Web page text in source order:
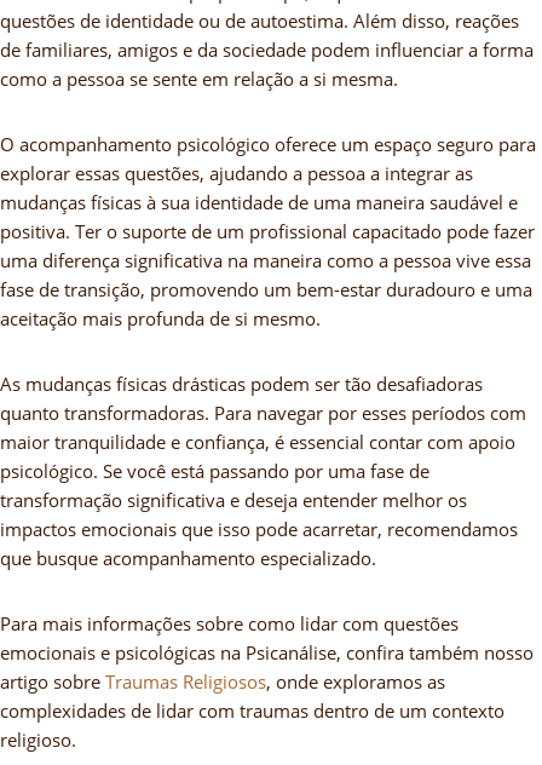
questões de identidade ou de autoestima. Além disso, reações
de familiares, amigos e da sociedade podem influenciar a forma
como a pessoa se sente em relação a si mesma.
O acompanhamento psicológico oferece um espaço seguro para
explorar essas questões, ajudando a pessoa a integrar as
mudanças físicas à sua identidade de uma maneira saudável e
positiva. Ter o suporte de um profissional capacitado pode fazer
uma diferença significativa na maneira como a pessoa vive essa
fase de transição, promovendo um bem-estar duradouro e uma
aceitação mais profunda de si mesmo.
As mudanças físicas drásticas podem ser tão desafiadoras
quanto transformadoras. Para navegar por esses períodos com
maior tranquilidade e confiança, é essencial contar com apoio
psicológico. Se você está passando por uma fase de
transformação significativa e deseja entender melhor os
impactos emocionais que isso pode acarretar, recomendamos
que busque acompanhamento especializado.
Para mais informações sobre como lidar com questões
emocionais e psicológicas na Psicanálise, confira também nosso
artigo sobre Traumas Religiosos, onde exploramos as
complexidades de lidar com traumas dentro de um contexto
religioso.